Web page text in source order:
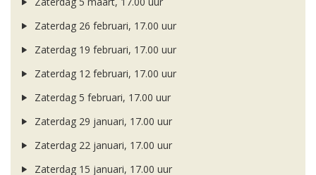
Zaterdag 26 februari, 17.00 uur
Zaterdag 19 februari, 17.00 uur
Zaterdag 12 februari, 17.00 uur
Zaterdag 5 februari, 17.00 uur
Zaterdag 29 januari, 17.00 uur
Zaterdag 22 januari, 17.00 uur
Zaterdag 15 januari, 17.00 uur